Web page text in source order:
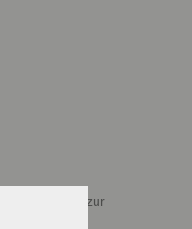
Stunden oder zur